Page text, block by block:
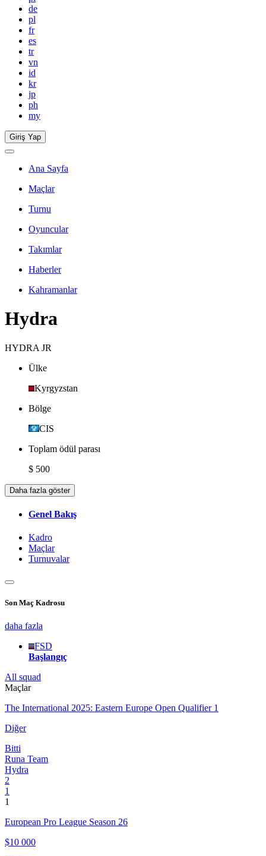
de
pl
fr
es
tr
vn
id
kr
jp
ph
my
Giriş Yap
Ana Sayfa
Maçlar
Turnu
Oyuncular
Takımlar
Haberler
Kahramanlar
Hydra
HYDRA JR
Ülke
Kyrgyzstan
Bölge
CIS
Toplam ödül parası
$ 500
Daha fazla göster
Genel Bakış
Kadro
Maçlar
Turnuvalar
Son Maç Kadrosu
daha fazla
FSD
Başlangıç
All squad
Maçlar
The International 2025: Eastern Europe Open Qualifier 1
Diğer
Bitti
Runa Team
Hydra
2
1
1
European Pro League Season 26
$10 000